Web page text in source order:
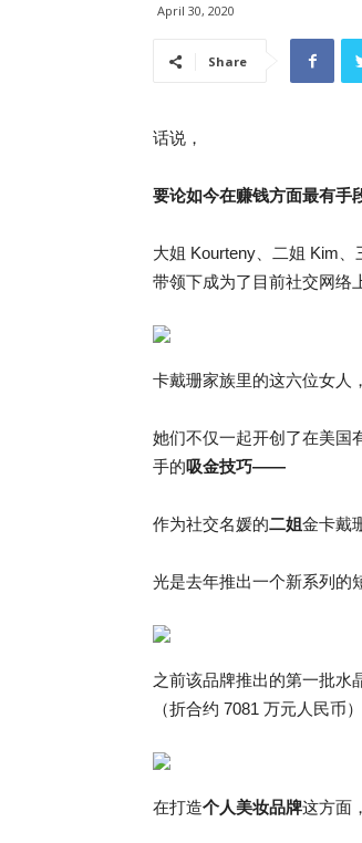
April 30, 2020
Share
话说，
要论如今在赚钱方面最有手
大姐 Kourteny、二姐 Kim
带领下成为了目前社交网络
卡戴珊家族里的这六位女人
她们不仅一起开创了在美国
手的吸金技巧——
作为社交名媛的二姐金卡戴
光是去年推出一个新系列的
之前该品牌推出的第一批水
（折合约 7081 万元人民币）
在打造个人美妆品牌这方面